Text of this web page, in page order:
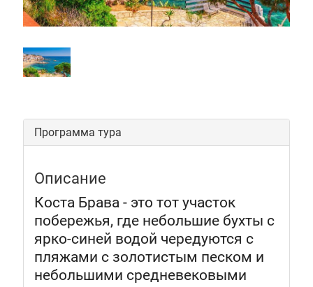
Программа тура
Описание
Коста Брава - это тот участок
побережья, где небольшие бухты с
ярко-синей водой чередуются с
пляжами с золотистым песком и
небольшими средневековыми